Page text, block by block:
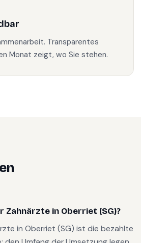
Transparentes
Monat zeigt, wo Sie stehen.
Zahnärzte in Oberriet (SG)?
in Oberriet (SG) ist die bezahlte